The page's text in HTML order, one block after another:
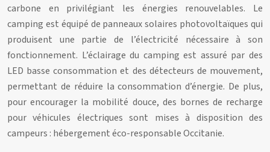
carbone en privilégiant les énergies renouvelables. Le
camping est équipé de panneaux solaires photovoltaïques qui
produisent une partie de l’électricité nécessaire à son
fonctionnement. L’éclairage du camping est assuré par des
LED basse consommation et des détecteurs de mouvement,
permettant de réduire la consommation d’énergie. De plus,
pour encourager la mobilité douce, des bornes de recharge
pour véhicules électriques sont mises à disposition des
campeurs : hébergement éco-responsable Occitanie.